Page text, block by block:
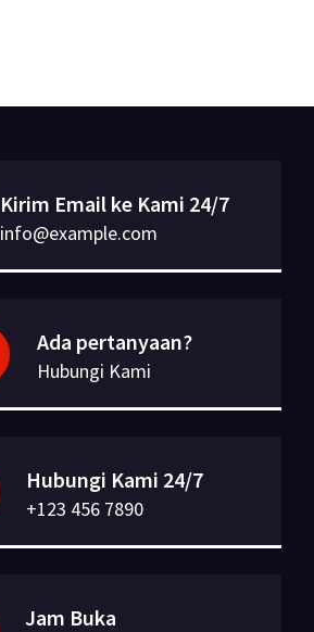
Kirim Email ke Kami 24/7
info@example.com
Ada pertanyaan?
Hubungi Kami
Hubungi Kami 24/7
+123 456 7890
Jam Buka